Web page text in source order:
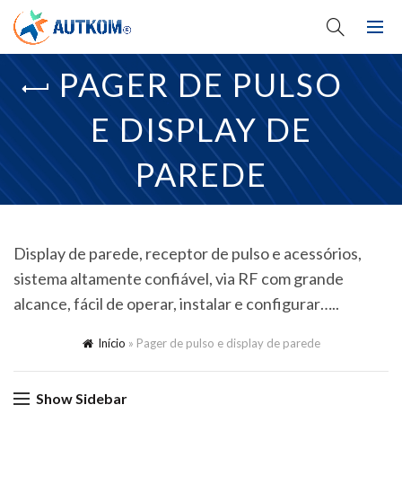
PAGER DE PULSO
E DISPLAY DE
PAREDE
Display de parede, receptor de pulso e acessórios,
sistema altamente confiável, via RF com grande
alcance, fácil de operar, instalar e configurar…..
Início » Pager de pulso e display de parede
Show Sidebar